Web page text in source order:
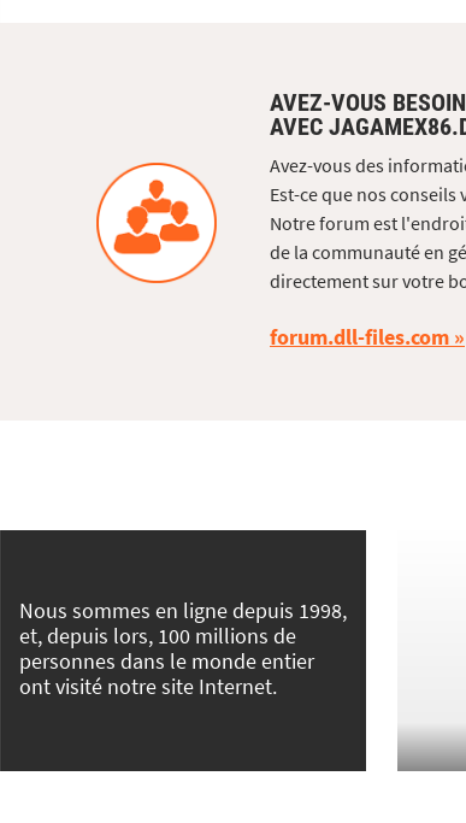
AVEZ-VOUS
AVEC
Avez-vous des
Est-ce que nos
Notre forum est
de la communauté en
directement sur votre
forum.dll-files.com
Nous sommes en ligne depuis 1998,
et, depuis lors, 100 millions de
personnes dans le monde entier
ont visité notre site Internet.